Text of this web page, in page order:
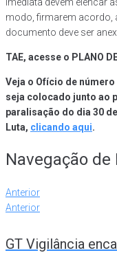
modo, firmarem acordo,
documento deve ser
TAE, acesse o PLANO
Veja o Ofício de
seja colocado junto ao
paralisação do dia 30
Luta, clicando aqui.
Navegação de
Anterior
Anterior
GT Vigilância